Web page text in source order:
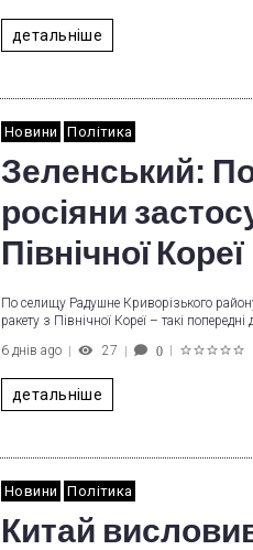
детальніше
Новини Політика
Зеленський:
росіяни
Північної Кореї
По селищу Радушне Криворізького
ракету з Північної Кореї – такі попередні
6 днів ago
27 0
детальніше
Новини Політика
Китай